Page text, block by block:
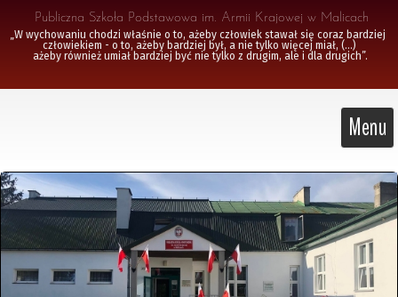
Publiczna Szkoła Podstawowa im. Armii Krajowej w Malicach
„W wychowaniu chodzi właśnie o to, ażeby człowiek stawał się coraz bardziej
człowiekiem - o to, ażeby bardziej był, a nie tylko więcej miał, (...)
ażeby również umiał bardziej być nie tylko z drugim, ale i dla drugich”.
Menu